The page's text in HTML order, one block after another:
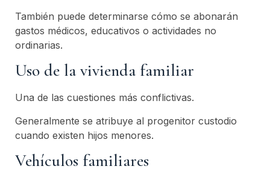
También puede determinarse cómo se abonarán
gastos médicos, educativos o actividades no
ordinarias.
Uso de la vivienda familiar
Una de las cuestiones más conflictivas.
Generalmente se atribuye al progenitor custodio
cuando existen hijos menores.
Vehículos familiares